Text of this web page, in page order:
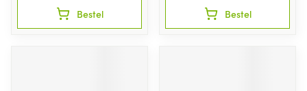
Bestel Bestel